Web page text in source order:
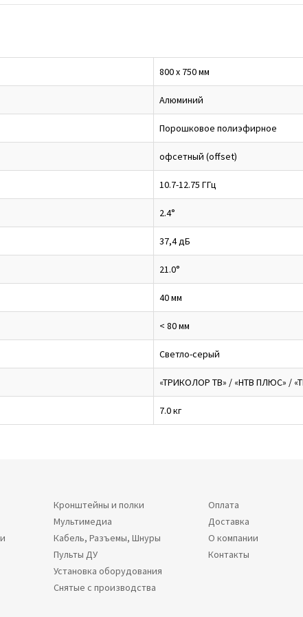
800 х 750 мм
Алюминий
Порошковое полиэфирное
офсетный (offset)
10.7-12.75 ГГц
2.4°
37,4 дБ
21.0°
40 мм
< 80 мм
Светло-серый
«ТРИКОЛОР ТВ» / «НТВ ПЛЮС» /
7.0 кг
Кронштейны и полки
Мультимедиа
Кабель, Разъемы, Шнуры
Пульты ДУ
Установка оборудования
Снятые с производства
Оплата
Доставка
О компании
Контакты